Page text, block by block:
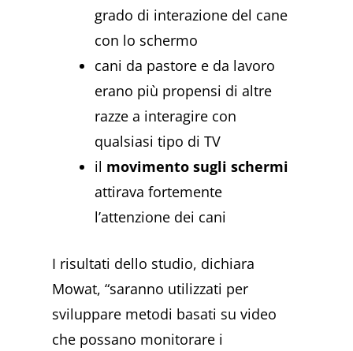
grado di interazione del cane
con lo schermo
cani da pastore e da lavoro
erano più propensi di altre
razze a interagire con
qualsiasi tipo di TV
il movimento sugli schermi
attirava fortemente
l’attenzione dei cani
I risultati dello studio, dichiara
Mowat, “saranno utilizzati per
sviluppare metodi basati su video
che possano monitorare i